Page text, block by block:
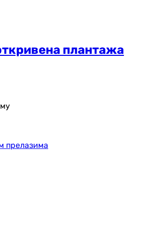
плантажа
прелазима